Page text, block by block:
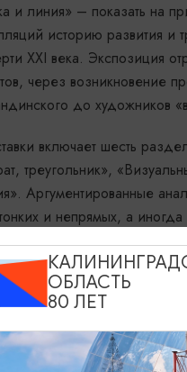
и линия» – показать на
историю развития
XXI века. Экспозиция
через
до художников
включает шесть
треугольник»,
Аргументированные
и непрямых, а
веков.
более 150 произведений
Аристарх Лентулов,
ОБЛАСТЬ
80 ЛЕТ